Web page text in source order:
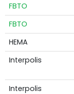
FBTO
FBTO
HEMA
Interpolis
Interpolis